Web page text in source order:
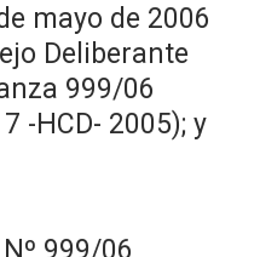
mayo de 2006
Deliberante
999/06
-HCD- 2005); y
999/06